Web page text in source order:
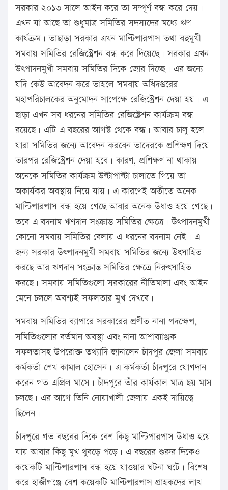
সরকার ২০১৩ সালে আইন করে তা সম্পূর্ণ বন্ধ করে দেয়।
এখন যা আছে তা শুধুমাত্র সমিতির সদস্যদের মধ্যে ঋণ
কার্যক্রম। তাছাড়া সরকার এখন মাল্টিপারপাস তথা বহুমুখী
সমবায় সমিতির রেজিস্ট্রেশন বন্ধ করে দিয়েছে। সরকার এখন
উৎপাদনমুখী সমবায় সমিতির দিকে জোর দিচ্ছে। এর জন্যে
যদি কেউ আবেদন করে তাহলে সমবায় অধিদপ্তরের
মহাপরিচালকের অনুমোদন সাপেক্ষে রেজিস্ট্রেশন দেয়া হয়। এ
ছাড়া এখন সব ধরনের সমিতির রেজিস্ট্রেশন কার্যক্রম বন্ধ
রয়েছে। এটি এ বছরের আগস্ট থেকে বন্ধ। আবার চালু হলে
যারা সমিতির জন্যে আবেদন করবেন তাদেরকে প্রশিক্ষণ দিয়ে
তারপর রেজিস্ট্রেশন দেয়া হবে। কারণ, প্রশিক্ষণ না থাকায়
অনেকে সমিতির কার্যক্রম উল্টাপাল্টা চালাতে গিয়ে তা
অকার্যকর অবস্থায় নিয়ে যায়। এ কারণেই অতীতে অনেক
মাল্টিপারপাস বন্ধ হয়ে গেছে আবার অনেক উধাও হয়ে গেছে।
তবে এ বদনাম ঋণদান সংক্রান্ত সমিতির ক্ষেত্রে। উৎপাদনমুখী
কোনো সমবায় সমিতির বেলায় এ ধরনের বদনাম নেই। এ
জন্য সরকার উৎপাদনমুখী সমবায় সমিতির জন্যে উৎসাহিত
করছে আর ঋণদান সংক্রান্ত সমিতির ক্ষেত্রে নিরুৎসাহিত
করছে। সমবায় সমিতিগুলো সরকারের নীতিমালা এবং আইন
মেনে চললে অবশ্যই সফলতার মুখ দেখবে।
সমবায় সমিতির ব্যাপারে সরকারের প্রণীত নানা পদক্ষেপ,
সমিতিগুলোর বর্তমান অবস্থা এবং নানা আশাব্যাঞ্জক
সফলতাসহ উপরোক্ত তথ্যাদি জানালেন চাঁদপুর জেলা সমবায়
কর্মকর্তা শেখ কামাল হোসেন। এ কর্মকর্তা চাঁদপুরে যোগদান
করেন গত এপ্রিল মাসে। চাঁদপুরে তাঁর কার্যকাল মাত্র ছয় মাস
চলছে। এর আগে তিনি নোয়াখালী জেলায় একই দায়িত্বে
ছিলেন।
চাঁদপুরে গত বছরের দিকে বেশ কিছু মাল্টিপারপাস উধাও হয়ে
যায় আবার কিছু মুখ থুবড়ে পড়ে। এ বছরের শুরুর দিকেও
কয়েকটি মাল্টিপারপাস বন্ধ হয়ে যাওয়ার ঘটনা ঘটে। বিশেষ
করে হাজীগঞ্জে বেশ কয়েকটি মাল্টিপারপাস গ্রাহকদের লাখ